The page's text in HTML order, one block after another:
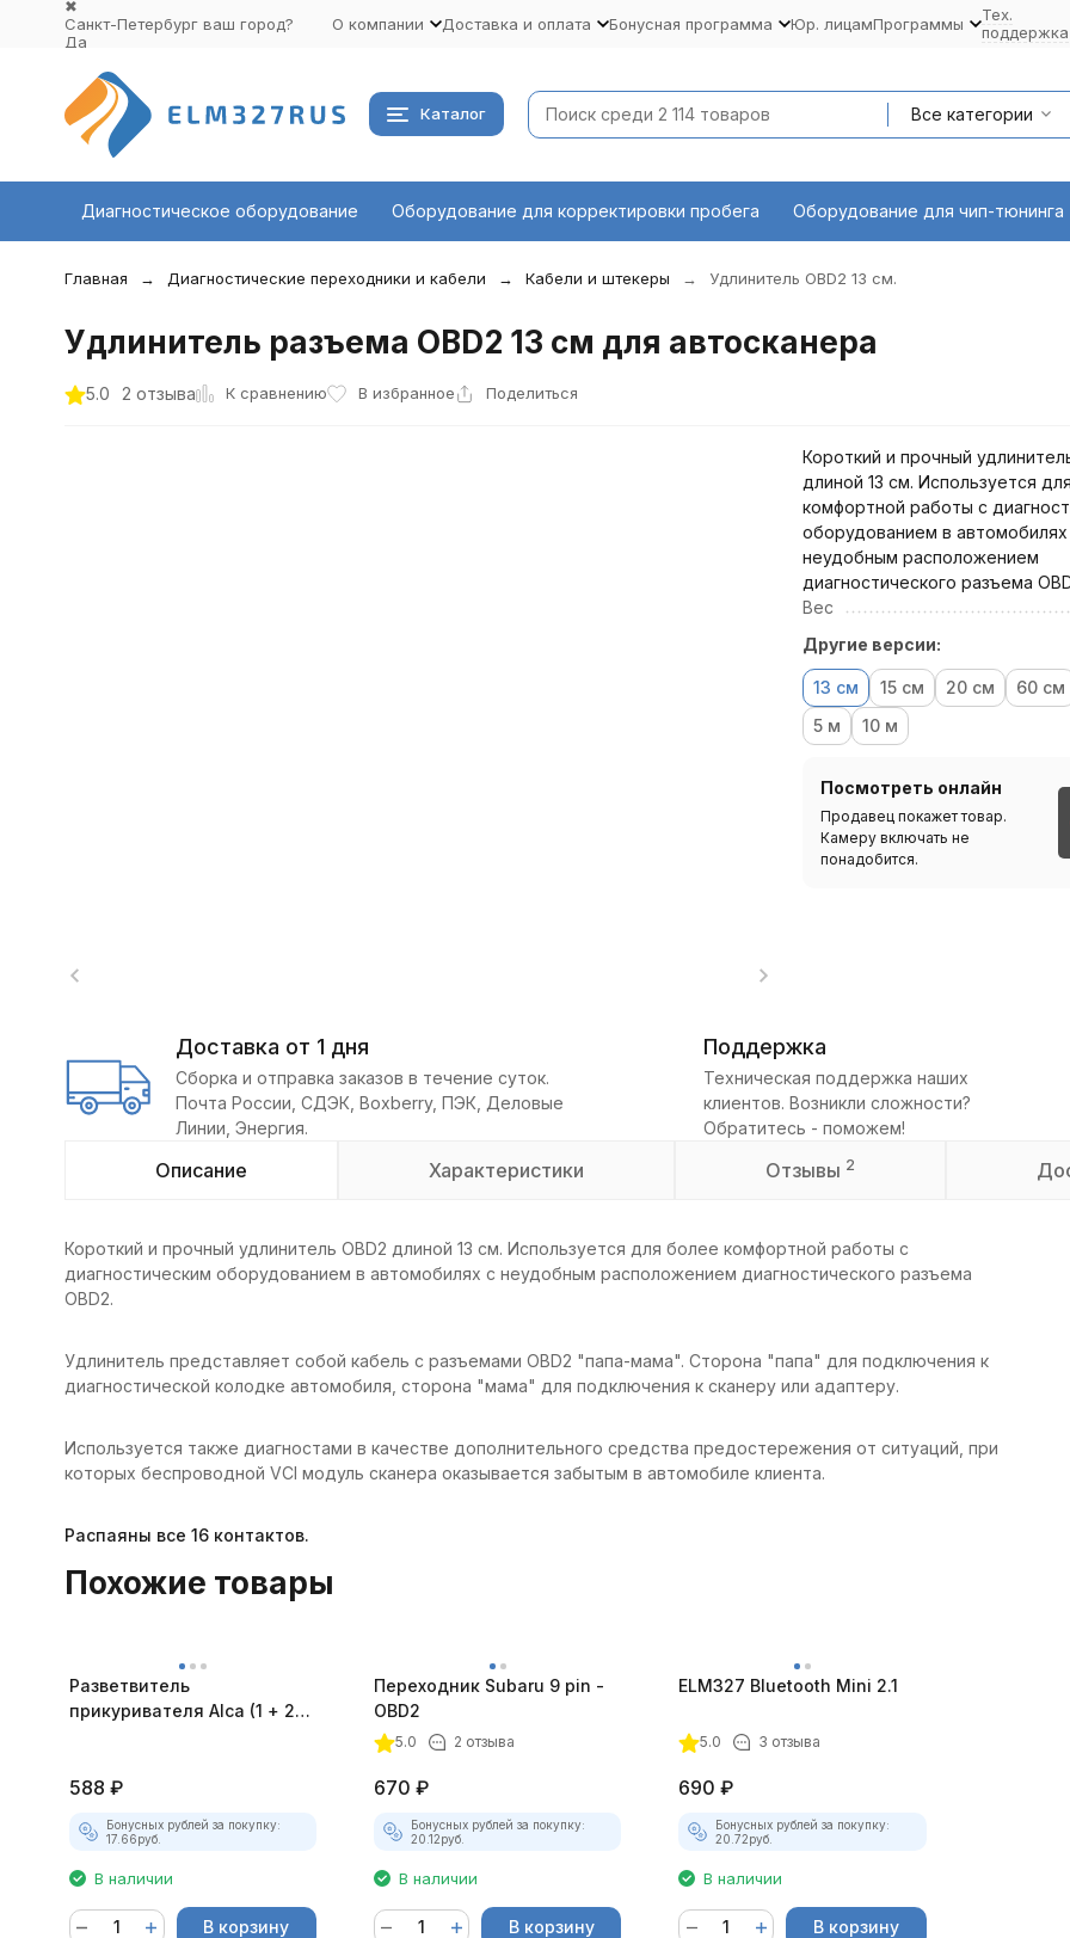
✖
Санкт-Петербург ваш город?
Да
О компании Доставка и оплата Бонусная программа Юр. лицамПрограммы
Тех.
поддержка
Каталог Все категории
Диагностическое оборудование Оборудование для корректировки пробега Оборудование для чип-тюнинга
Главная Диагностические переходники и кабели Кабели и штекеры Удлинитель OBD2 13 см.
Удлинитель разъема OBD2 13 см для автосканера
5.0 2 отзыва К сравнению В избранное Поделиться
Короткий и прочный
длиной 13 см. Используется
комфортной работы с
оборудованием в автомобилях
неудобным расположением
диагностического разъема
Вес
Другие версии:
13 см 15 см 20 см 60 см
5 м
10 м
Посмотреть онлайн
Продавец покажет товар.
Камеру включать не
понадобится.
Доставка от 1 дня
Сборка и отправка заказов в течение суток.
Почта России, СДЭК, Boxberry, ПЭК, Деловые
Линии, Энергия.
Поддержка
Техническая поддержка наших
клиентов. Возникли сложности?
Обратитесь - поможем!
Описание Характеристики Отзывы 2
Короткий и прочный удлинитель OBD2 длиной 13 см. Используется для более комфортной работы с
диагностическим оборудованием в автомобилях с неудобным расположением диагностического разъема
OBD2.
Удлинитель представляет собой кабель с разъемами OBD2 "папа-мама". Сторона "папа" для подключения к
диагностической колодке автомобиля, сторона "мама" для подключения к сканеру или адаптеру.
Используется также диагностами в качестве дополнительного средства предостережения от ситуаций, при
которых беспроводной VCI модуль сканера оказывается забытым в автомобиле клиента.
Распаяны все 16 контактов.
Похожие товары
Разветвитель
прикуривателя Alca (1 + 2
588 ₽
Бонусных рублей за покупку:
17.66руб.
В наличии
В корзину
Переходник Subaru 9 pin -
OBD2
5.0 2 отзыва
670 ₽
Бонусных рублей за покупку:
20.12руб.
В наличии
В корзину
ELM327 Bluetooth Mini 2.1
5.0 3 отзыва
690 ₽
Бонусных рублей за покупку:
20.72руб.
В наличии
В корзину